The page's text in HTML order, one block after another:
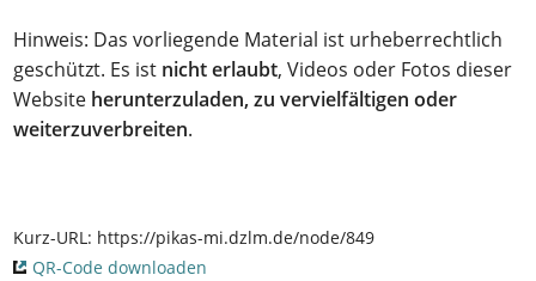
Hinweis: Das vorliegende Material ist urheberrechtlich
geschützt. Es ist nicht erlaubt, Videos oder Fotos dieser
Website herunterzuladen, zu vervielfältigen oder
weiterzuverbreiten.
Kurz-URL: https://pikas-mi.dzlm.de/node/849
QR-Code downloaden